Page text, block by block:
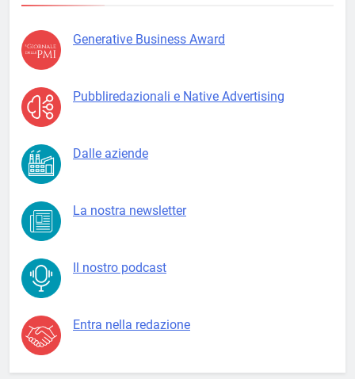
Generative Business Award
Pubbliredazionali e Native Advertising
Dalle aziende
La nostra newsletter
Il nostro podcast
Entra nella redazione